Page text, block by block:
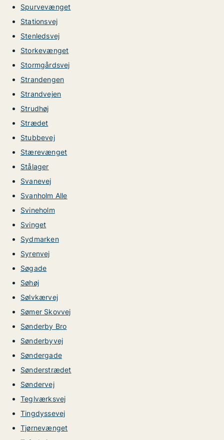
Spurvevænget
Stationsvej
Stenledsvej
Storkevænget
Stormgårdsvej
Strandengen
Strandvejen
Strudhøj
Strædet
Stubbevej
Stærevænget
Stålager
Svanevej
Svanholm Alle
Svineholm
Svinget
Sydmarken
Syrenvej
Søgade
Søhøj
Sølvkærvej
Sømer Skovvej
Sønderby Bro
Sønderbyvej
Søndergade
Sønderstrædet
Søndervej
Teglværksvej
Tingdyssevej
Tjørnevænget